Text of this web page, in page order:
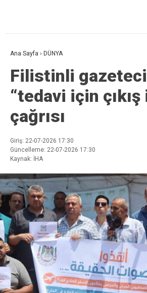
Ana Sayfa › DÜNYA
Filistinli
“tedavi için çıkış
çağrısı
Giriş: 22-07-2026 17:30
Güncelleme: 22-07-2026 17:30
Kaynak: İHA